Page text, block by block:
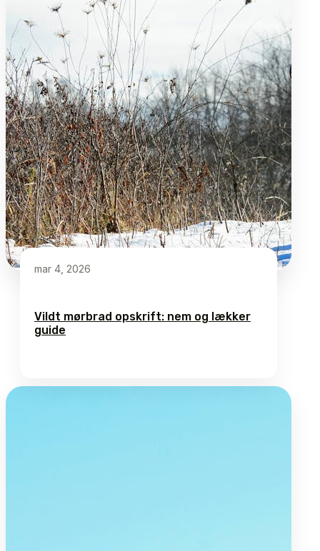
mar 4, 2026
Vildt mørbrad opskrift: nem og lækker
guide